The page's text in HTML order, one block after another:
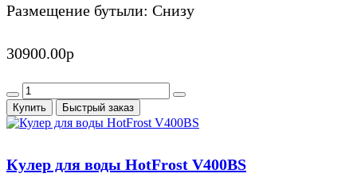
Размещение бутыли: Снизу
30900.00р
Купить Быстрый заказ
Кулер для воды HotFrost V400BS